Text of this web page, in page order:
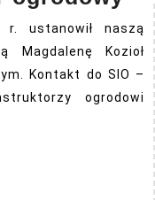
r. ustanowił naszą
Magdalenę Kozioł
Kontakt do SIO –
ogrodowi